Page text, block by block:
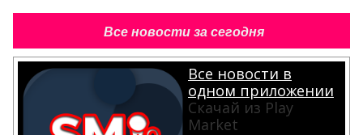
Все новости за сегодня
Все новости в
одном приложении
Скачай из Play
Market